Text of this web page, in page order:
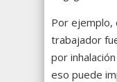
Por ejemplo,
trabajador
por
eso puede